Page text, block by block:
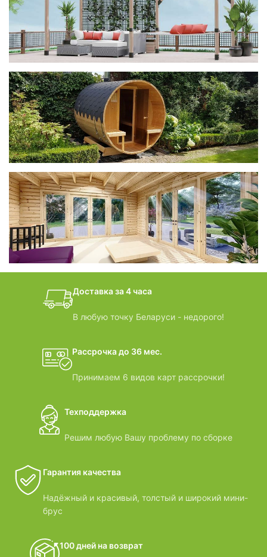
ДОМИКИ
фотогалерея
Беседки CUBE
фотогалерея
БАНИ-БОЧКИ
дачные домики
ВИДЕООБЗОРЫ
Доставка за 4 часа
В любую точку Беларуси - недорого!
Рассрочка до 36 мес.
Принимаем 6 видов карт рассрочки!
Техподдержка
Решим любую Вашу проблему по сборке
Гарантия качества
Надёжный и красивый, толстый и широкий мини-
брус
100 дней на возврат